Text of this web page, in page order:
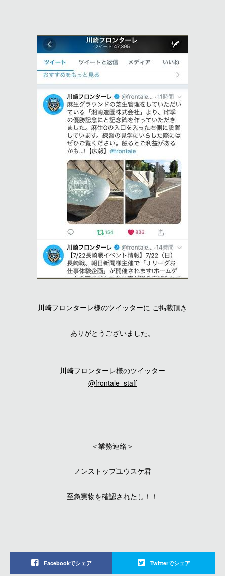
川崎フロンターレ様のツイッターに ご掲載頂き
ありがとうございました。
川崎フロンターレ様のツイッター
@frontale_staff
＜業務連絡＞
ノンストップユウスケ君
至急実物を確認されたし！！
Facebookでシェア Twitterでシェア